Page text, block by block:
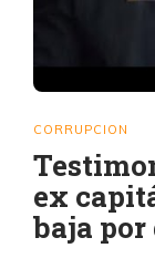
CORRUPCION
ex
baja